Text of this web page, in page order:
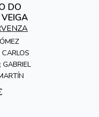
DO
GABRIEL